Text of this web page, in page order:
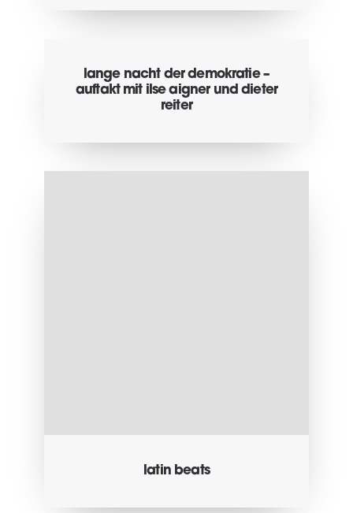
lange nacht der demokratie –
auftakt mit ilse aigner und dieter
reiter
latin beats